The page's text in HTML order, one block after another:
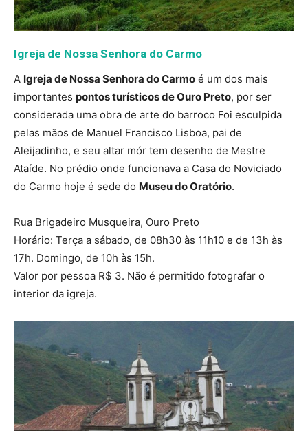
Igreja de Nossa Senhora do Carmo
A Igreja de Nossa Senhora do Carmo é um dos mais
importantes pontos turísticos de Ouro Preto, por ser
considerada uma obra de arte do barroco Foi esculpida
pelas mãos de Manuel Francisco Lisboa, pai de
Aleijadinho, e seu altar mór tem desenho de Mestre
Ataíde. No prédio onde funcionava a Casa do Noviciado
do Carmo hoje é sede do Museu do Oratório.
Rua Brigadeiro Musqueira, Ouro Preto
Horário: Terça a sábado, de 08h30 às 11h10 e de 13h às
17h. Domingo, de 10h às 15h.
Valor por pessoa R$ 3. Não é permitido fotografar o
interior da igreja.